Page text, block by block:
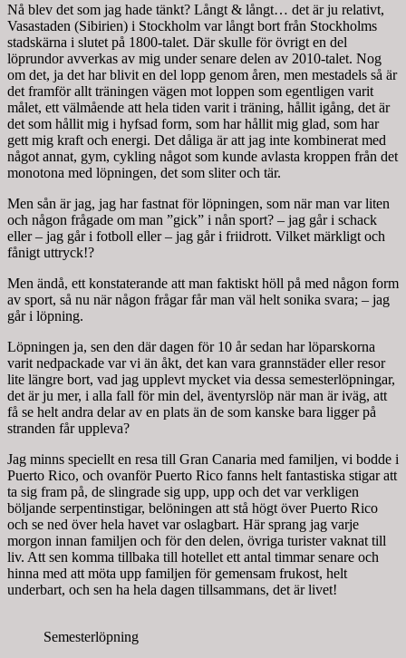
Nå blev det som jag hade tänkt? Långt & långt… det är ju relativt,
Vasastaden (Sibirien) i Stockholm var långt bort från Stockholms
stadskärna i slutet på 1800-talet. Där skulle för övrigt en del
löprundor avverkas av mig under senare delen av 2010-talet. Nog
om det, ja det har blivit en del lopp genom åren, men mestadels så är
det framför allt träningen vägen mot loppen som egentligen varit
målet, ett välmående att hela tiden varit i träning, hållit igång, det är
det som hållit mig i hyfsad form, som har hållit mig glad, som har
gett mig kraft och energi. Det dåliga är att jag inte kombinerat med
något annat, gym, cykling något som kunde avlasta kroppen från det
monotona med löpningen, det som sliter och tär.
Men sån är jag, jag har fastnat för löpningen, som när man var liten
och någon frågade om man ”gick” i nån sport? – jag går i schack
eller – jag går i fotboll eller – jag går i friidrott. Vilket märkligt och
fånigt uttryck!?
Men ändå, ett konstaterande att man faktiskt höll på med någon form
av sport, så nu när någon frågar får man väl helt sonika svara; – jag
går i löpning.
Löpningen ja, sen den där dagen för 10 år sedan har löparskorna
varit nedpackade var vi än åkt, det kan vara grannstäder eller resor
lite längre bort, vad jag upplevt mycket via dessa semesterlöpningar,
det är ju mer, i alla fall för min del, äventyrslöp när man är iväg, att
få se helt andra delar av en plats än de som kanske bara ligger på
stranden får uppleva?
Jag minns speciellt en resa till Gran Canaria med familjen, vi bodde i
Puerto Rico, och ovanför Puerto Rico fanns helt fantastiska stigar att
ta sig fram på, de slingrade sig upp, upp och det var verkligen
böljande serpentinstigar, belöningen att stå högt över Puerto Rico
och se ned över hela havet var oslagbart. Här sprang jag varje
morgon innan familjen och för den delen, övriga turister vaknat till
liv. Att sen komma tillbaka till hotellet ett antal timmar senare och
hinna med att möta upp familjen för gemensam frukost, helt
underbart, och sen ha hela dagen tillsammans, det är livet!
Semesterlöpning